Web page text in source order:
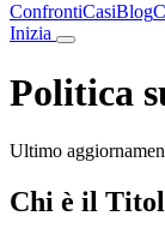
ConfrontiCasiBlog
Inizia
Politica
Ultimo
Chi è il